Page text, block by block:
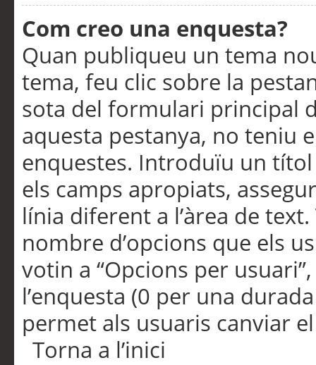
Com creo una enquesta?
Quan publiqueu un tema
tema, feu clic sobre la
sota del formulari principal
aquesta pestanya, no teniu
enquestes. Introduïu un
els camps apropiats,
línia diferent a l’àrea de
nombre d’opcions que els
votin a “Opcions per
l’enquesta (0 per una
permet als usuaris canviar
Torna a l’inici